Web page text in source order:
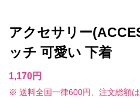
アクセサリー
ッチ 可愛い 下着
1,170円
※ 送料全国一律600円、注文総額